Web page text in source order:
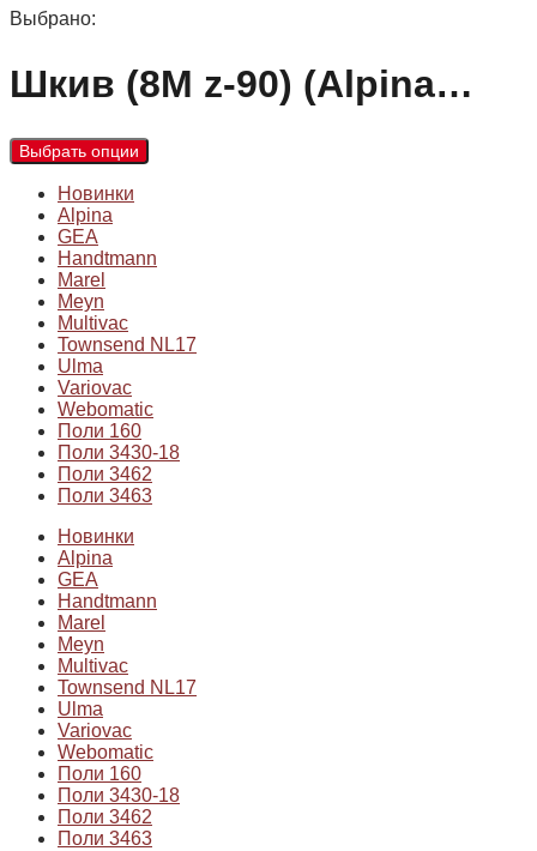
Выбрано:
Шкив (8M z-90) (Alpina…
Выбрать опции
Новинки
Alpina
GEA
Handtmann
Marel
Meyn
Multivac
Townsend NL17
Ulma
Variovac
Webomatic
Поли 160
Поли 3430-18
Поли 3462
Поли 3463
Новинки
Alpina
GEA
Handtmann
Marel
Meyn
Multivac
Townsend NL17
Ulma
Variovac
Webomatic
Поли 160
Поли 3430-18
Поли 3462
Поли 3463